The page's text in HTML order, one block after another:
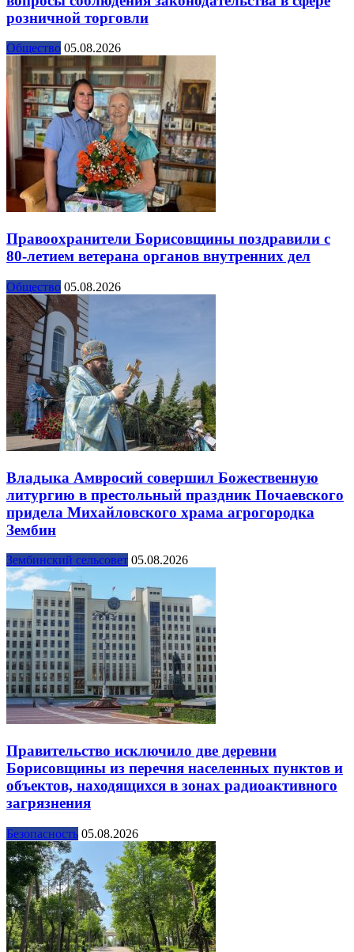
розничной торговли
Общество 05.08.2026
Правоохранители Борисовщины поздравили с
80-летием ветерана органов внутренних дел
Общество 05.08.2026
Владыка Амвросий совершил Божественную
литургию в престольный праздник Почаевского
придела Михайловского храма агрогородка
Зембин
Зембинский сельсовет 05.08.2026
Правительство исключило две деревни
Борисовщины из перечня населенных пунктов и
объектов, находящихся в зонах радиоактивного
загрязнения
Безопасность 05.08.2026